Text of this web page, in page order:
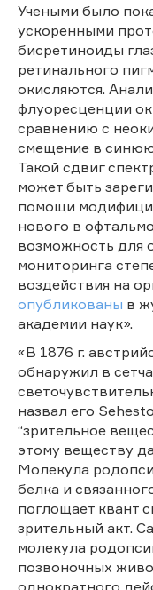
Учеными было
ускоренными
бисретиноиды
ретинального
окисляются.
флуоресценции
сравнению с
смещение в
Такой сдвиг
может быть
помощи
нового в
возможность для
мониторинга
воздействия на
опубликованы в
академии наук».
«В 1876 г.
обнаружил в
назвал его
“зрительное
этому веществу
Молекула
белка и
поглощает квант
зрительный акт.
молекула
позвоночных
однократного